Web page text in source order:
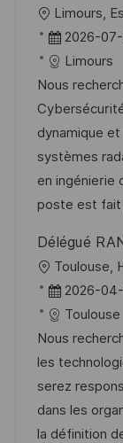
O
r
t
Limours,
D
a
t
u
m
d
e
r
e
r
ö
f
f
e
n
t
2026-
Limours
Nous
dynamique
systèmes
en ingénierie
poste est fait
Délégué
O
r
t
Toulouse,
D
a
t
u
m
d
e
2026-
Toulouse
Nous
les
serez
dans les
la définition